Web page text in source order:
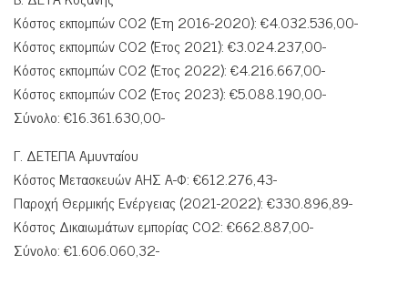
Κόστος εκπομπών CO2 (Έτη 2016-2020): €4.032.536,00-
Κόστος εκπομπών CO2 (Έτος 2021): €3.024.237,00-
Κόστος εκπομπών CO2 (Έτος 2022): €4.216.667,00-
Κόστος εκπομπών CO2 (Έτος 2023): €5.088.190,00-
Σύνολο: €16.361.630,00-
Γ. ΔΕΤΕΠΑ Αμυνταίου
Κόστος Μετασκευών ΑΗΣ Α-Φ: €612.276,43-
Παροχή Θερμικής Ενέργειας (2021-2022): €330.896,89-
Κόστος Δικαιωμάτων εμπορίας CO2: €662.887,00-
Σύνολο: €1.606.060,32-